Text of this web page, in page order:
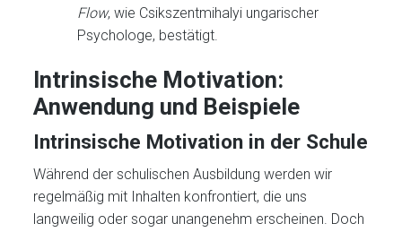
Flow, wie Csikszentmihalyi ungarischer
Psychologe, bestätigt.
Intrinsische Motivation:
Anwendung und Beispiele
Intrinsische Motivation in der Schule
Während der schulischen Ausbildung werden wir
regelmäßig mit Inhalten konfrontiert, die uns
langweilig oder sogar unangenehm erscheinen. Doch